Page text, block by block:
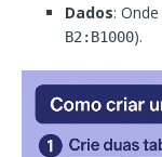
Dados:
B2:B1000).